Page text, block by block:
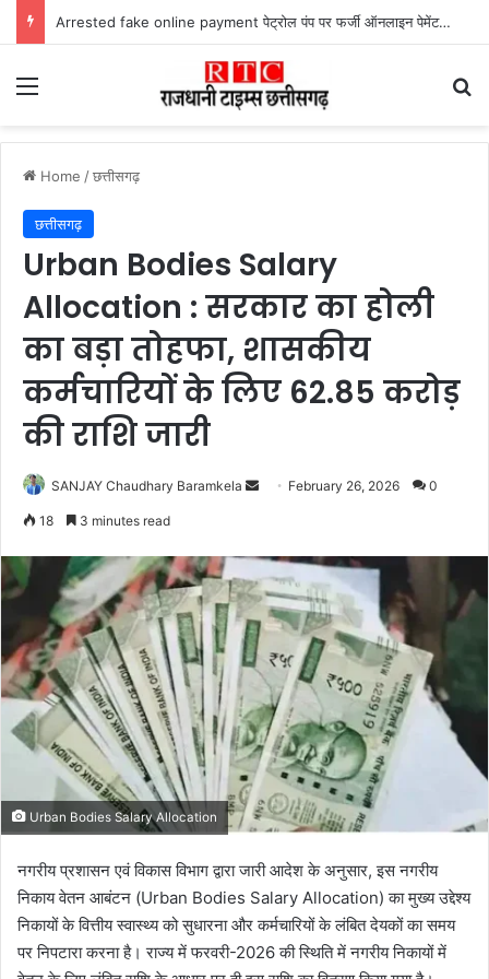
Arrested fake online payment पेट्रोल पंप पर फर्जी ऑनलाइन पेमेंट दिखाकर ठगी करने वाला युवक गिरफ्तार
Menu
Home /छत्तीसगढ़
छत्तीसगढ़
Urban Bodies Salary
Allocation : सरकार का होली
का बड़ा तोहफा, शासकीय
कर्मचारियों के लिए 62.85 करोड़
की राशि जारी
SANJAY Chaudhary Baramkela
Send February 26, 2026 0
18 3 minutes read
Urban Bodies Salary Allocation
नगरीय प्रशासन एवं विकास विभाग द्वारा जारी आदेश के अनुसार, इस नगरीय
निकाय वेतन आबंटन (Urban Bodies Salary Allocation) का मुख्य उद्देश्य
निकायों के वित्तीय स्वास्थ्य को सुधारना और कर्मचारियों के लंबित देयकों का समय
पर निपटारा करना है। राज्य में फरवरी-2026 की स्थिति में नगरीय निकायों में